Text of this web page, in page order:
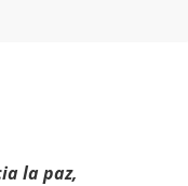
la paz,